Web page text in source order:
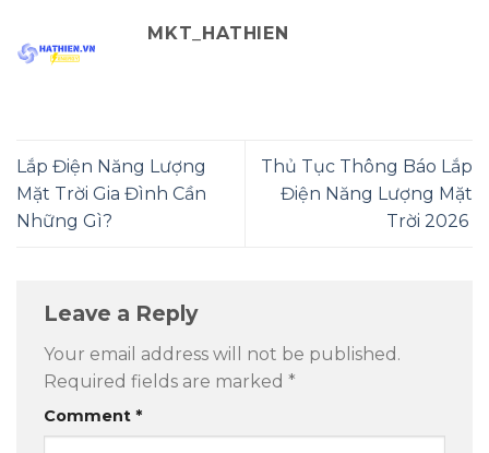
MKT_HATHIEN
Lắp Điện Năng Lượng
Mặt Trời Gia Đình Cần
Những Gì?
Thủ Tục Thông Báo Lắp
Điện Năng Lượng Mặt
Trời 2026
Leave a Reply
Your email address will not be published.
Required fields are marked *
Comment *